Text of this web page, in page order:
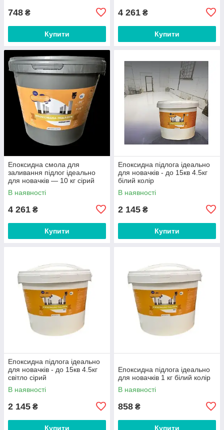
748 ₴
Купити
4 261 ₴
Купити
Епоксидна смола для
заливання підлог ідеально
для новачків — 10 кг сірий
колір
В наявності
4 261 ₴
Купити
Епоксидна підлога ідеально
для новачків - до 15кв 4.5кг
білий колір
В наявності
2 145 ₴
Купити
Епоксидна підлога ідеально
для новачків - до 15кв 4.5кг
світло сірий
В наявності
2 145 ₴
Купити
Епоксидна підлога ідеально
для новачків 1 кг білий колір
В наявності
858 ₴
Купити